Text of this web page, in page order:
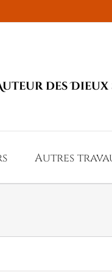
des Dieux
Autres